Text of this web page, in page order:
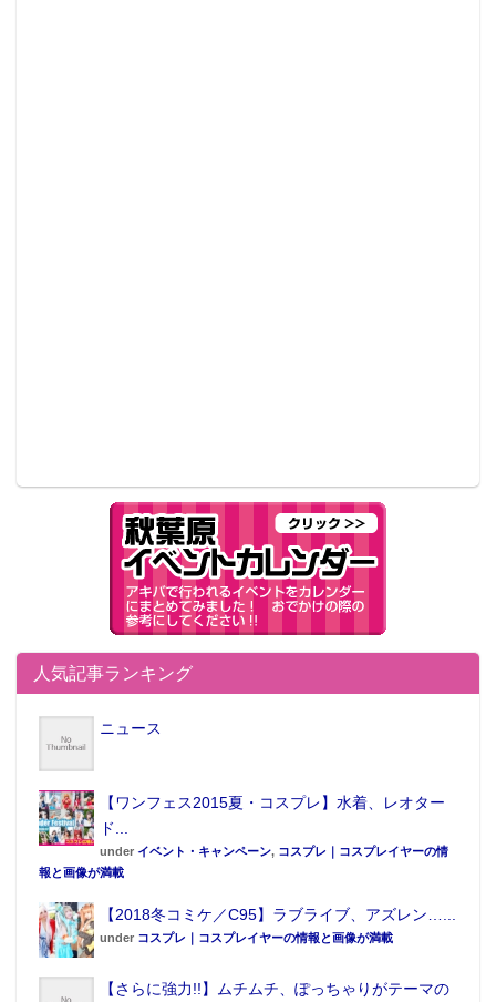
人気記事ランキング
ニュース
【ワンフェス2015夏・コスプレ】水着、レオター
ド...
under イベント・キャンペーン, コスプレ｜コスプレイヤーの情
報と画像が満載
【2018冬コミケ／C95】ラブライブ、アズレン…...
under コスプレ｜コスプレイヤーの情報と画像が満載
【さらに強力!!】ムチムチ、ぽっちゃりがテーマの